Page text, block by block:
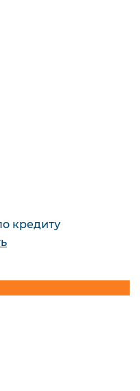
кредиту